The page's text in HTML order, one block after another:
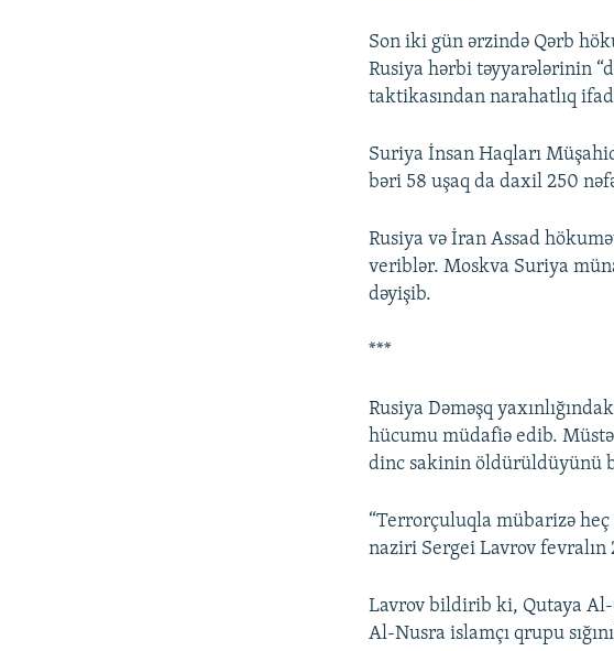
Son iki gün ərzində Qərb
Rusiya hərbi təyyarələrinin
taktikasından narahatlıq
Suriya İnsan Haqları
bəri 58 uşaq da daxil 250
Rusiya və İran Assad
veriblər. Moskva Suriya
dəyişib.
***
Rusiya Dəməşq
hücumu müdafiə edib.
dinc sakinin öldürüldüyünü
“Terrorçuluqla mübarizə heç
naziri Sergei Lavrov fevralın
Lavrov bildirib ki, Qutaya Al-
Al-Nusra islamçı qrupu